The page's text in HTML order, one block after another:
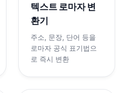
텍스트 로마자 변
환기
주소, 문장, 단어 등을
로마자 공식 표기법으
로 즉시 변환